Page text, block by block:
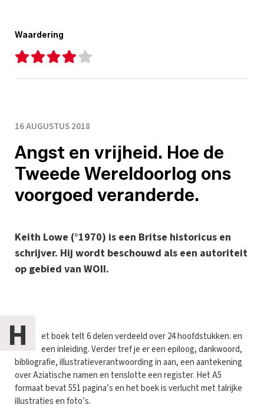
Waardering
16 AUGUSTUS 2018
Angst en vrijheid. Hoe de
Tweede Wereldoorlog ons
voorgoed veranderde.
Keith Lowe (°1970) is een Britse historicus en
schrijver. Hij wordt beschouwd als een autoriteit
op gebied van WOII.
H
et boek telt 6 delen verdeeld over 24 hoofdstukken. en
een inleiding. Verder tref je er een epiloog, dankwoord,
bibliografie, illustratieverantwoording in aan, een aantekening
over Aziatische namen en tenslotte een register. Het A5
formaat bevat 551 pagina’s en het boek is verlucht met talrijke
illustraties en foto’s.